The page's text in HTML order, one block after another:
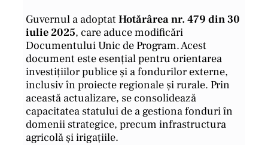
Guvernul a adoptatHotărârea nr. 479 din 30
iulie 2025, care aduce modificări
Documentului Unic de Program. Acest
document este esențial pentru orientarea
investițiilor publice și a fondurilor externe,
inclusiv în proiecte regionale și rurale. Prin
această actualizare, se consolidează
capacitatea statului de a gestiona fonduri în
domenii strategice, precum infrastructura
agricolă și irigațiile.